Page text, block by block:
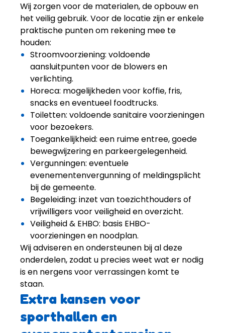
Wij zorgen voor de materialen, de opbouw en
het veilig gebruik. Voor de locatie zijn er enkele
praktische punten om rekening mee te
houden:
Stroomvoorziening: voldoende
aansluitpunten voor de blowers en
verlichting.
Horeca: mogelijkheden voor koffie, fris,
snacks en eventueel foodtrucks.
Toiletten: voldoende sanitaire voorzieningen
voor bezoekers.
Toegankelijkheid: een ruime entree, goede
bewegwijzering en parkeergelegenheid.
Vergunningen: eventuele
evenementenvergunning of meldingsplicht
bij de gemeente.
Begeleiding: inzet van toezichthouders of
vrijwilligers voor veiligheid en overzicht.
Veiligheid & EHBO: basis EHBO-
voorzieningen en noodplan.
Wij adviseren en ondersteunen bij al deze
onderdelen, zodat u precies weet wat er nodig
is en nergens voor verrassingen komt te
staan.
Extra kansen voor
sporthallen en